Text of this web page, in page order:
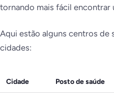
tornando mais fácil encontrar
Aqui estão alguns centros de
cidades:
Cidade Posto de saúde